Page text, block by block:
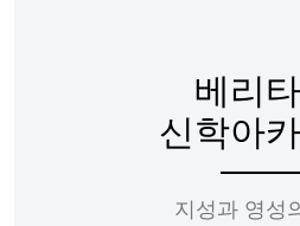
베리
신학아
지성과 영성